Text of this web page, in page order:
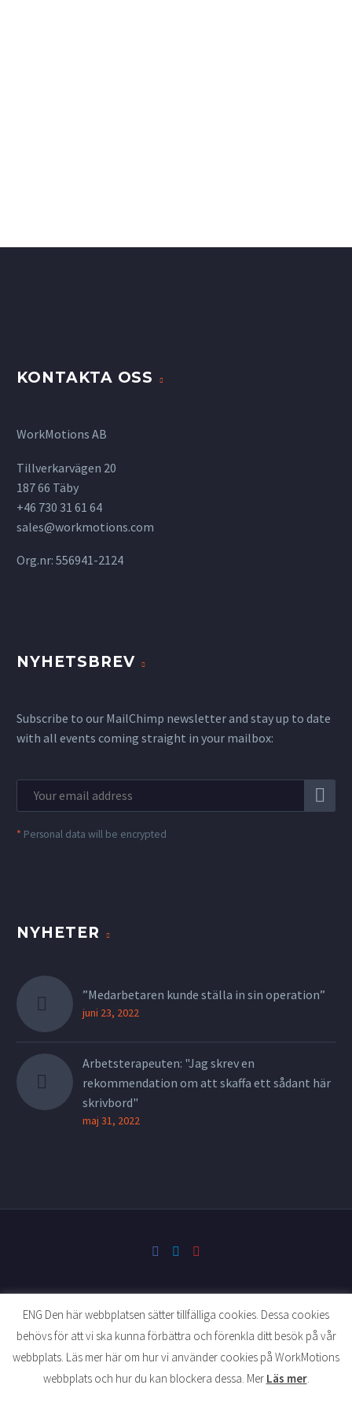
KONTAKTA OSS
WorkMotions AB
Tillverkarvägen 20
187 66 Täby
+46 730 31 61 64
sales@workmotions.com
Org.nr: 556941-2124
NYHETSBREV
Subscribe to our MailChimp newsletter and stay up to date
with all events coming straight in your mailbox:
* Personal data will be encrypted
NYHETER
”Medarbetaren kunde ställa in sin operation”
juni 23, 2022
Arbetsterapeuten: "Jag skrev en
rekommendation om att skaffa ett sådant här
skrivbord"
maj 31, 2022
ENG Den här webbplatsen sätter tillfälliga cookies. Dessa cookies
behövs för att vi ska kunna förbättra och förenkla ditt besök på vår
webbplats. Läs mer här om hur vi använder cookies på WorkMotions
webbplats och hur du kan blockera dessa. Mer Läs mer.